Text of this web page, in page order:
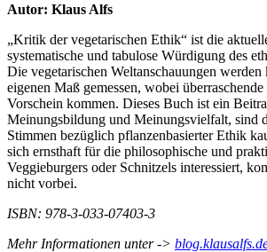
Autor: Klaus Alfs
„Kritik der vegetarischen Ethik“ ist die
systematische und tabulose Würdigung des
Die vegetarischen Weltanschauungen werden
eigenen Maß gemessen, wobei
Vorschein kommen. Dieses Buch ist ein
Meinungsbildung und Meinungsvielfalt, sind
Stimmen bezüglich pflanzenbasierter Ethik
sich ernsthaft für die philosophische und
Veggieburgers oder Schnitzels interessiert,
nicht vorbei.
ISBN: 978-3-033-07403-3
Mehr Informationen unter ->